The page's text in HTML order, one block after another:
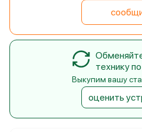
технику
Выкупим вашу
оценить